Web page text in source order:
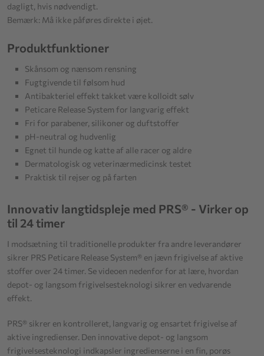
dagligt, hvis nødvendigt.
Bemærk: Må ikke påføres direkte i øjet.
Produktfunktioner
Skånsom og nænsom rensning
Fugtgivende til følsom hud
Antibakteriel effekt takket være kolloidt sølv
Peticare Release System for langvarig effekt
Fri for parabener, silikoner og duftstoffer
pH-neutral og hudvenlig
Egnet til hunde og katte af alle racer og aldre
Dermatologisk og veterinærmedicinsk testet
Praktisk til rejser og på farten
Innovativ langtidspleje med PRS® - Virker op
til 24 timer
I modsætning til traditionelle produkter fra andre leverandører
sikrer PRS Peticare Release System® en jævn frigivelse af aktive
stoffer over 24 timer. Se videoen nedenfor for at lære, hvordan
depot- og langsom frigivelsesteknologi sikrer en vedvarende
effekt.
PRS® sikrer en kontrolleret, langvarig og ensartet frigivelse af
aktive ingredienser. Den innovative depot- og langsom
frigivelsesteknologi indkapsler ingredienserne i en fin, porøs